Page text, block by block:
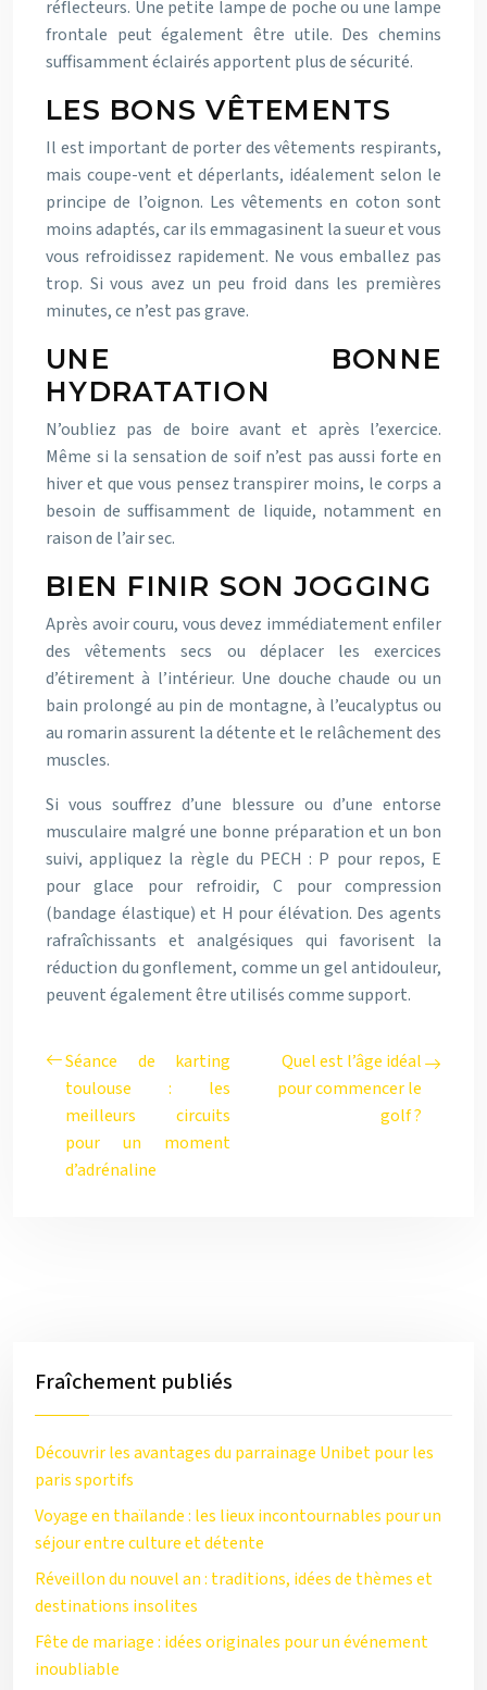
réflecteurs. Une petite lampe de poche ou une lampe
frontale peut également être utile. Des chemins
suffisamment éclairés apportent plus de sécurité.
LES BONS VÊTEMENTS
Il est important de porter des vêtements respirants,
mais coupe-vent et déperlants, idéalement selon le
principe de l’oignon. Les vêtements en coton sont
moins adaptés, car ils emmagasinent la sueur et vous
vous refroidissez rapidement. Ne vous emballez pas
trop. Si vous avez un peu froid dans les premières
minutes, ce n’est pas grave.
UNE BONNE
HYDRATATION
N’oubliez pas de boire avant et après l’exercice.
Même si la sensation de soif n’est pas aussi forte en
hiver et que vous pensez transpirer moins, le corps a
besoin de suffisamment de liquide, notamment en
raison de l’air sec.
BIEN FINIR SON JOGGING
Après avoir couru, vous devez immédiatement enfiler
des vêtements secs ou déplacer les exercices
d’étirement à l’intérieur. Une douche chaude ou un
bain prolongé au pin de montagne, à l’eucalyptus ou
au romarin assurent la détente et le relâchement des
muscles.
Si vous souffrez d’une blessure ou d’une entorse
musculaire malgré une bonne préparation et un bon
suivi, appliquez la règle du PECH : P pour repos, E
pour glace pour refroidir, C pour compression
(bandage élastique) et H pour élévation. Des agents
rafraîchissants et analgésiques qui favorisent la
réduction du gonflement, comme un gel antidouleur,
peuvent également être utilisés comme support.
Séance de karting
toulouse : les
meilleurs circuits
pour un moment
d’adrénaline
Quel est l’âge idéal
pour commencer le
golf ?
Fraîchement publiés
Découvrir les avantages du parrainage Unibet pour les
paris sportifs
Voyage en thaïlande : les lieux incontournables pour un
séjour entre culture et détente
Réveillon du nouvel an : traditions, idées de thèmes et
destinations insolites
Fête de mariage : idées originales pour un événement
inoubliable